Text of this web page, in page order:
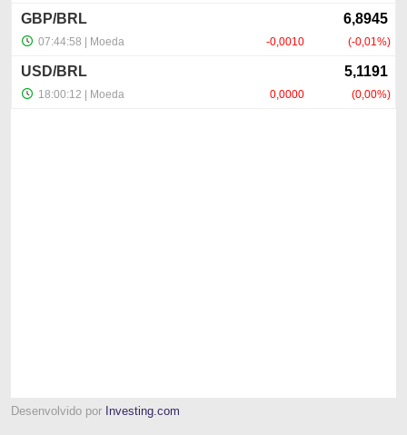
Desenvolvido por Investing.com